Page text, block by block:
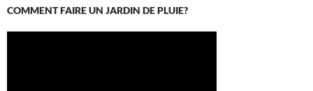
COMMENT FAIRE UN JARDIN DE PLUIE?